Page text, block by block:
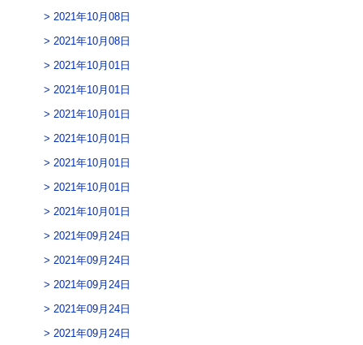
2021年10月08日
2021年10月08日
2021年10月01日
2021年10月01日
2021年10月01日
2021年10月01日
2021年10月01日
2021年10月01日
2021年10月01日
2021年09月24日
2021年09月24日
2021年09月24日
2021年09月24日
2021年09月24日